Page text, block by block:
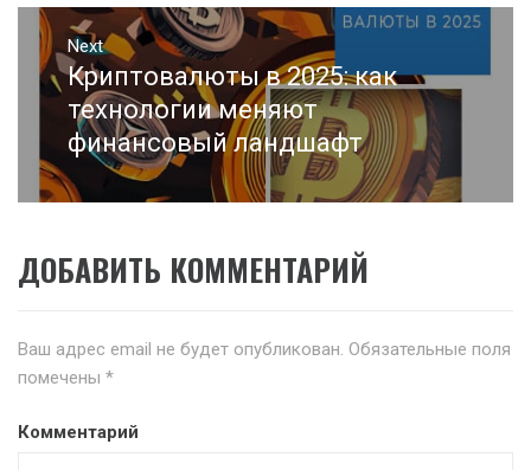
Next
Next
post:
Криптовалюты в 2025: как
технологии меняют
финансовый ландшафт
ДОБАВИТЬ КОММЕНТАРИЙ
Ваш адрес email не будет опубликован. Обязательные поля
помечены *
Комментарий